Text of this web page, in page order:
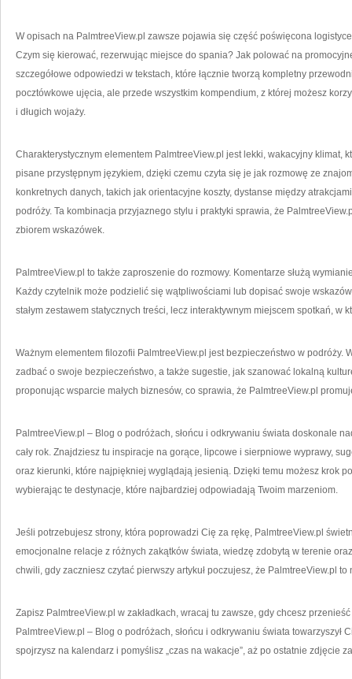
W opisach na PalmtreeView.pl zawsze pojawia się część poświęcona
Czym się kierować, rezerwując miejsce do spania? Jak polować na
szczegółowe odpowiedzi w tekstach, które łącznie tworzą kompletny
pocztówkowe ujęcia, ale przede wszystkim kompendium, z której możesz
i długich wojaży.
Charakterystycznym elementem PalmtreeView.pl jest lekki, wakacyjny klimat,
pisane przystępnym językiem, dzięki czemu czyta się je jak rozmowę ze
konkretnych danych, takich jak orientacyjne koszty, dystanse między
podróży. Ta kombinacja przyjaznego stylu i praktyki sprawia, że
zbiorem wskazówek.
PalmtreeView.pl to także zaproszenie do rozmowy. Komentarze służą
Każdy czytelnik może podzielić się wątpliwościami lub dopisać swoje
stałym zestawem statycznych treści, lecz interaktywnym miejscem spotkań, w
Ważnym elementem filozofii PalmtreeView.pl jest bezpieczeństwo w podróży.
zadbać o swoje bezpieczeństwo, a także sugestie, jak szanować lokalną
proponując wsparcie małych biznesów, co sprawia, że PalmtreeView.pl
PalmtreeView.pl – Blog o podróżach, słońcu i odkrywaniu świata doskonale
cały rok. Znajdziesz tu inspiracje na gorące, lipcowe i sierpniowe wyprawy,
oraz kierunki, które najpiękniej wyglądają jesienią. Dzięki temu możesz krok
wybierając te destynacje, które najbardziej odpowiadają Twoim marzeniom.
Jeśli potrzebujesz strony, która poprowadzi Cię za rękę, PalmtreeView.pl
emocjonalne relacje z różnych zakątków świata, wiedzę zdobytą w terenie
chwili, gdy zaczniesz czytać pierwszy artykuł poczujesz, że PalmtreeView.pl
Zapisz PalmtreeView.pl w zakładkach, wracaj tu zawsze, gdy chcesz
PalmtreeView.pl – Blog o podróżach, słońcu i odkrywaniu świata towarzyszył
spojrzysz na kalendarz i pomyślisz „czas na wakacje”, aż po ostatnie zdjęcie